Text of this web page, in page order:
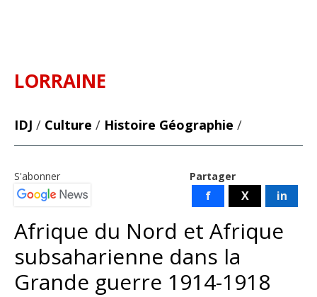
LORRAINE
IDJ / Culture / Histoire Géographie /
Partager
f X in
S'abonner
Afrique du Nord et Afrique
subsaharienne dans la
Grande guerre 1914-1918